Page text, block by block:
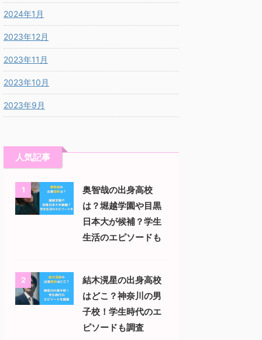
2024年1月
2023年12月
2023年11月
2023年10月
2023年9月
人気記事
1
奥智哉の出身高校
は？堀越学園や目黒
日本大が候補？学生
生活のエピソードも
2
結木滉星の出身高校
はどこ？神奈川の男
子校！学生時代のエ
ピソードも調査